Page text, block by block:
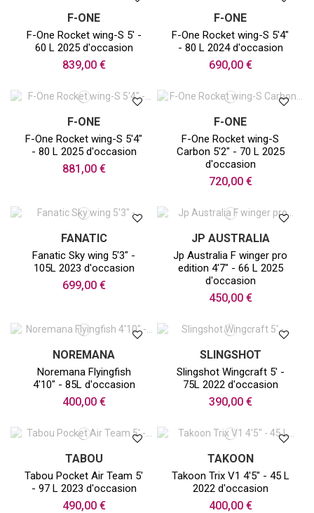
F-ONE
F-One Rocket wing-S 5' -
60 L 2025 d'occasion
839,00 €
F-ONE
F-One Rocket wing-S 5'4"
- 80 L 2024 d'occasion
690,00 €
F-ONE
F-One Rocket wing-S 5'4"
- 80 L 2025 d'occasion
881,00 €
F-ONE
F-One Rocket wing-S
Carbon 5'2" - 70 L 2025
d'occasion
720,00 €
FANATIC
Fanatic Sky wing 5'3" -
105L 2023 d'occasion
699,00 €
JP AUSTRALIA
Jp Australia F winger pro
edition 4'7" - 66 L 2025
d'occasion
450,00 €
NOREMANA
Noremana Flyingfish
4'10" - 85L d'occasion
400,00 €
SLINGSHOT
Slingshot Wingcraft 5' -
75L 2022 d'occasion
390,00 €
TABOU
Tabou Pocket Air Team 5'
- 97 L 2023 d'occasion
490,00 €
TAKOON
Takoon Trix V1 4'5" - 45 L
2022 d'occasion
400,00 €